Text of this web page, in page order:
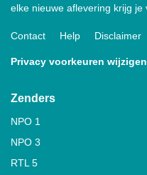
elke nieuwe aflevering krijg
Contact Help Disclaimer
Privacy voorkeuren wijzigen
Zenders
NPO 1
NPO 3
RTL 5